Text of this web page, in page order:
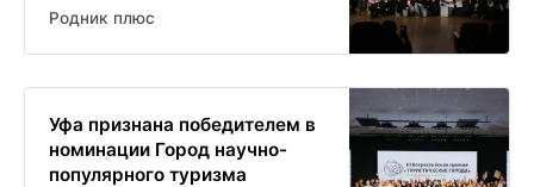
Родник плюс
Уфа признана победителем в
номинации Город научно-
популярного туризма